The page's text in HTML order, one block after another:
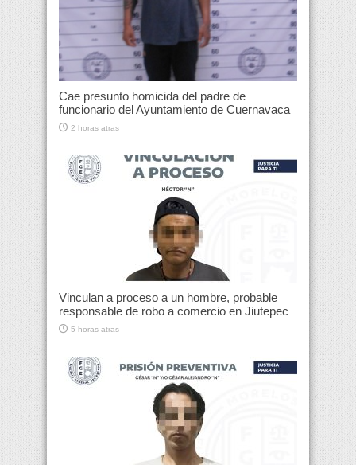
Cae presunto homicida del padre de
funcionario del Ayuntamiento de Cuernavaca
2 horas atras
Vinculan a proceso a un hombre, probable
responsable de robo a comercio en Jiutepec
5 horas atras